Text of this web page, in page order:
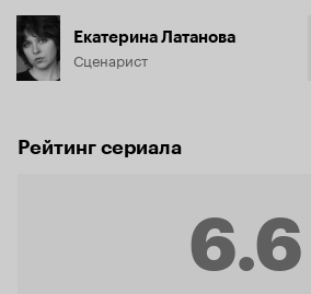
Екатерина Латанова
Сценарист
Рейтинг сериала
6.6